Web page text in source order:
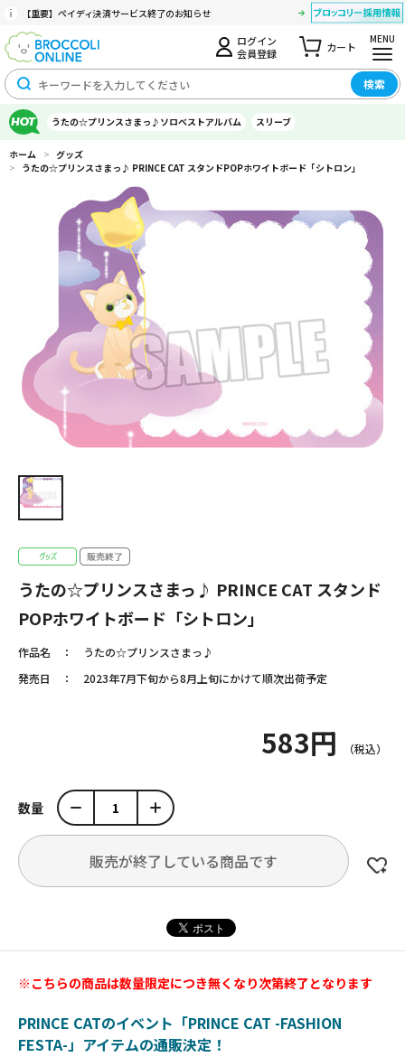
【重要】ペイディ決済サービス終了のお知らせ
ログイン
会員登録
カート
MENU
検索
うたの☆プリンスさまっ♪ソロベストアルバム スリーブ
ホーム > グッズ
> うたの☆プリンスさまっ♪ PRINCE CAT スタンドPOPホワイトボード「シトロン」
うたの☆プリンスさまっ♪ PRINCE CAT スタンド
POPホワイトボード「シトロン」
作品名
うたの☆プリンスさまっ♪
発売日
2023年7月下旬から8月上旬にかけて順次出荷予定
583円
数量
販売が終了している商品です
※こちらの商品は数量限定につき無くなり次第終了となります
PRINCE CATのイベント「PRINCE CAT -FASHION
FESTA-」アイテムの通販決定！